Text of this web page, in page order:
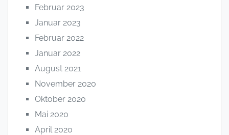
Februar 2023
Januar 2023
Februar 2022
Januar 2022
August 2021
November 2020
Oktober 2020
Mai 2020
April 2020